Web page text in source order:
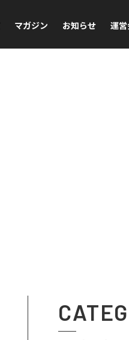
マガジン お知らせ 運